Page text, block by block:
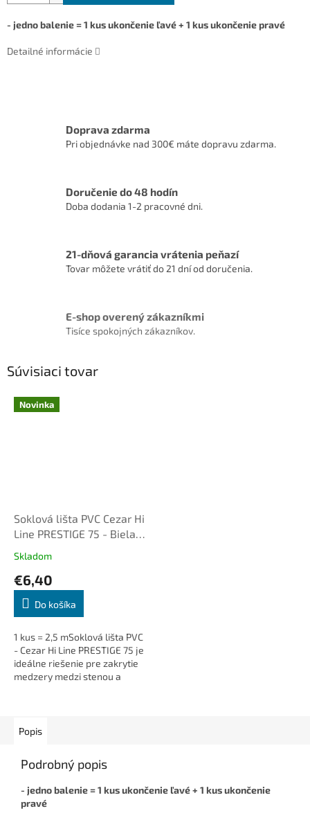
- jedno balenie = 1 kus ukončenie ľavé + 1 kus ukončenie pravé
Detailné informácie
Doprava zdarma
Pri objednávke nad 300€ máte dopravu zdarma.
Doručenie do 48 hodín
Doba dodania 1-2 pracovné dni.
21-dňová garancia vrátenia peňazí
Tovar môžete vrátiť do 21 dní od doručenia.
E-shop overený zákazníkmi
Tisíce spokojných zákazníkov.
Súvisiaci tovar
Novinka
Soklová lišta PVC Cezar Hi
Line PRESTIGE 75 - Biela
Skladom
€6,40
Do košíka
1 kus = 2,5 mSoklová lišta PVC
- Cezar Hi Line PRESTIGE 75 je
ideálne riešenie pre zakrytie
medzery medzi stenou a
Popis
Podrobný popis
- jedno balenie = 1 kus ukončenie ľavé + 1 kus ukončenie
pravé